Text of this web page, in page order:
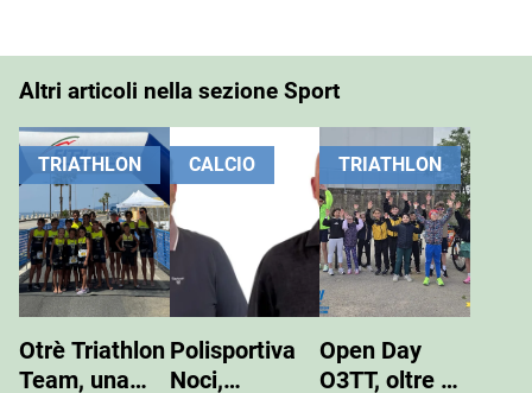
Altri articoli nella sezione Sport
TRIATHLON
Otrè Triathlon
Team, una
CALCIO
Polisportiva
Noci,
TRIATHLON
Open Day
O3TT, oltre 50